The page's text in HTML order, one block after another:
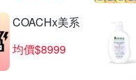
COACHx美系
均價$8999